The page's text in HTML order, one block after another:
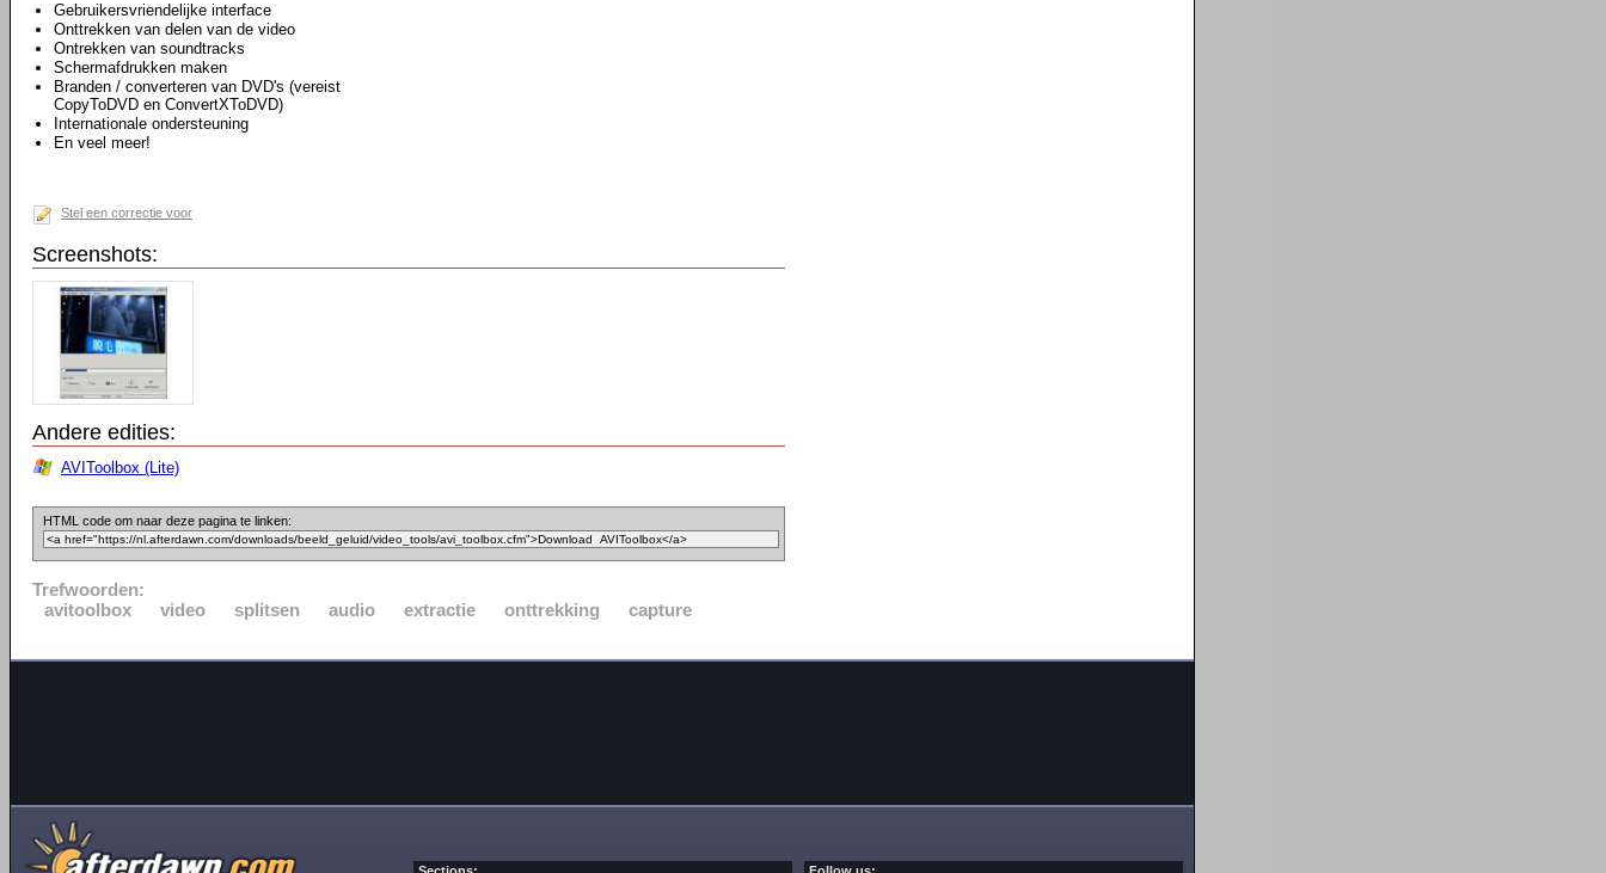
Gebruikersvriendelijke interface
Onttrekken van delen van de video
Ontrekken van soundtracks
Schermafdrukken maken
Branden / converteren van DVD's (vereist
CopyToDVD en ConvertXToDVD)
Internationale ondersteuning
En veel meer!
Stel een correctie voor
Screenshots:
Andere edities:
AVIToolbox (Lite)
HTML code om naar deze pagina te linken:
Trefwoorden:
avitoolbox
video splitsen audio extractie onttrekking capture